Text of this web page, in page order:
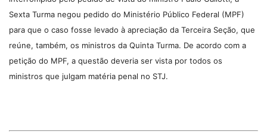
Sexta Turma negou pedido do Ministério Público Federal (MPF)
para que o caso fosse levado à apreciação da Terceira Seção, que
reúne, também, os ministros da Quinta Turma. De acordo com a
petição do MPF, a questão deveria ser vista por todos os
ministros que julgam matéria penal no STJ.